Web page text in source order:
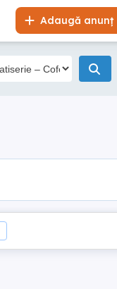
Adaugă anunț